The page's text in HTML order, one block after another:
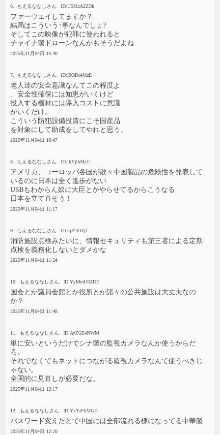
6. もえるななしさん. ID:U5MzA2ZDk
ファーウェイしてますか？
結局はこういう↑事なんでしょ?
そしてこの映像が犯罪に使われると
チャイナ製ドローンなんかもそうだよね
2025年11月04日 10:40
7. もえるななしさん. ID:I0ODc4MzE
老人達の安全意識なんてこの程度よ
、安全性確保には知恵がいくけど
投入する機材には導入コストに意識
がいくだけ。
こういう防犯設備投資にこそ国産品
を対象にして助成をしてやれと思う。
2025年11月04日 10:47
8. もえるななしさん. ID:lkYjlhMzU
アメリカ、ヨーロッパ各国が散々中国製品の危険性を発表して
いるのに日本は全く進歩がない
USBもわからん奴に大臣とかやらせてるからこうなる
日本を立て直そう！
2025年11月04日 11:17
9. もえるななしさん. ID:hjZDJlZjI
消防施設点検みたいに、情報セキュリティも第三者による定期
点検を義務化しないとダメかな
2025年11月04日 11:24
10. もえるななしさん. ID:YyMmU0ZDE
国会とか議員会館とか役所とか諸々の公共施設は大丈夫なの
か？
2025年11月04日 11:48
11. もえるななしさん. ID:AyZGE4NWM
単に安いというだけでシナ製の監視カメラなんか使うからだ
ろ。
それでなくてもネットにつながる監視カメラなんて使うべきじ
ゃない。
全国的に見直しが必要だな。
2025年11月04日 12:17
12. もえるななしさん. ID:YxYzFhMGE
パスワード変えたとて中国には全部流れる様になってる中華製
2025年11月04日 12:20